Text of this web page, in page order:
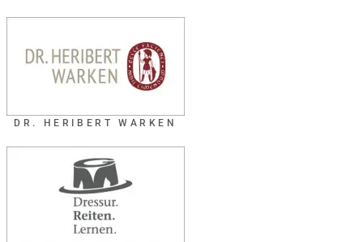
DR. HERIBERT WARKEN